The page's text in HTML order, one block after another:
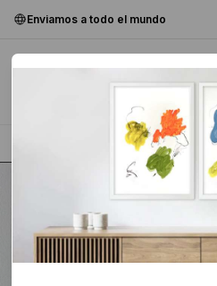
Enviamos a todo el mundo
> Blanco y Negro